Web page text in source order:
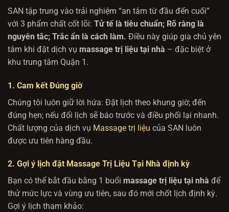
SAN tập trung vào trải nghiệm “an tâm từ đầu đến cuối”
với 3 phẩm chất cốt lõi: Tử tế là tiêu chuẩn; Rõ ràng là
nguyên tắc; Trắc ẩn là cách làm. Điều này giúp gia chủ yên
tâm khi đặt dịch vụ massage trị liệu tại nhà – đặc biệt ở
khu trung tâm Quận 1.
1. Cam kết Đúng giờ
Chúng tôi luôn giữ lời hứa: Đặt lịch theo khung giờ; đến
đúng hẹn; nếu đổi lịch sẽ báo trước và điều phối lại nhanh.
Chất lượng của dịch vụ Massage trị liệu của SAN luôn
được ưu tiên hàng đầu.
2. Gợi ý lịch đặt Massage Trị Liệu Tại Nhà định kỳ
Bạn có thể bắt đầu bằng 1 buổi massage trị liệu tại nhà để
thử mức lực và vùng ưu tiên, sau đó mới chốt lịch định kỳ.
Gợi ý lịch tham khảo: